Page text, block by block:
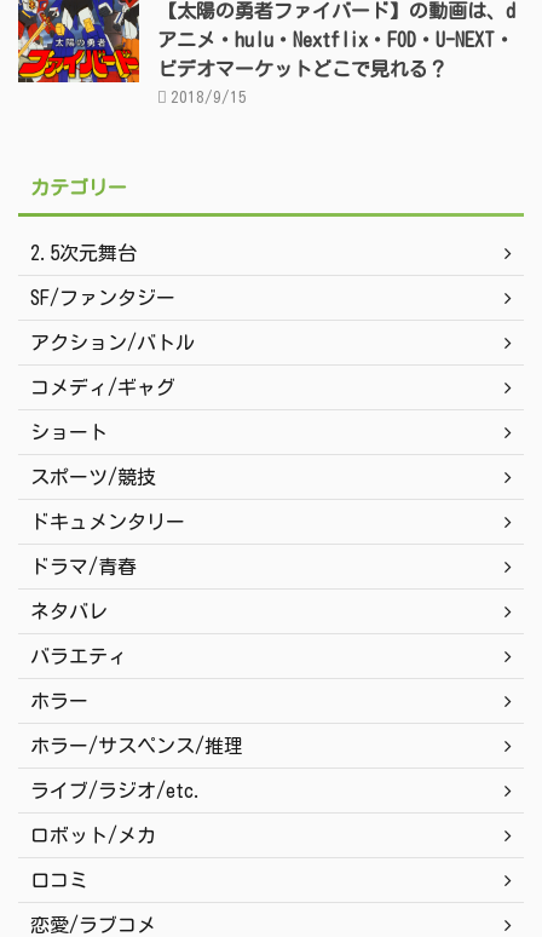
【太陽の勇者ファイバード】の動画は、d
アニメ・hulu・Nextflix・FOD・U-NEXT・
ビデオマーケットどこで見れる？
2018/9/15
カテゴリー
2.5次元舞台
SF/ファンタジー
アクション/バトル
コメディ/ギャグ
ショート
スポーツ/競技
ドキュメンタリー
ドラマ/青春
ネタバレ
バラエティ
ホラー
ホラー/サスペンス/推理
ライブ/ラジオ/etc.
ロボット/メカ
口コミ
恋愛/ラブコメ